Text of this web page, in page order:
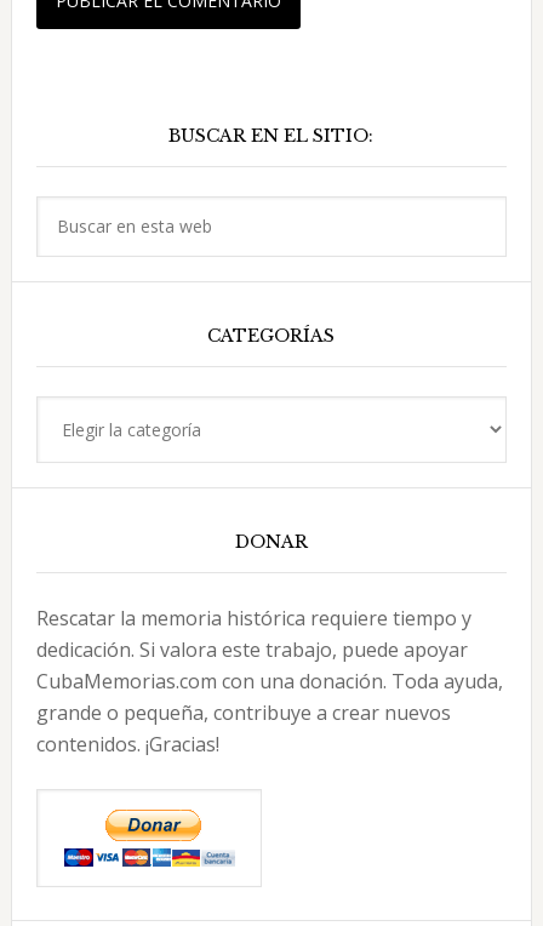
principal
BUSCAR EN EL SITIO:
CATEGORÍAS
DONAR
Rescatar la memoria histórica requiere tiempo y
dedicación. Si valora este trabajo, puede apoyar
CubaMemorias.com con una donación. Toda ayuda,
grande o pequeña, contribuye a crear nuevos
contenidos. ¡Gracias!